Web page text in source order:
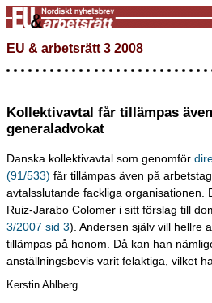
EU & arbetsrätt 3 2008
Kollektivavtal får tillämpas
generaladvokat
Danska kollektivavtal som genomför
(91/533) får tillämpas även på
avtalsslutande fackliga organisationen.
Ruiz-Jarabo Colomer i sitt förslag till
3/2007 sid 3). Andersen själv vill hellre
tillämpas på honom. Då kan han
anställningsbevis varit felaktiga, vilket
Kerstin Ahlberg